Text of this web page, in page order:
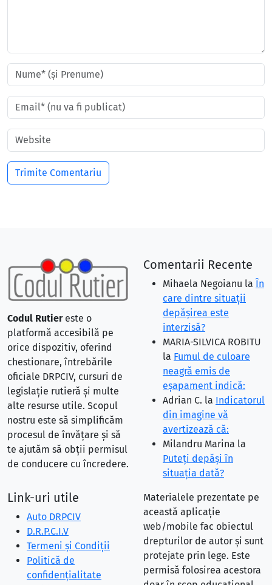
Codul Rutiereste o
platformă accesibilă pe
orice dispozitiv, oferind
chestionare, întrebările
oficiale DRPCIV, cursuri de
legislație rutieră și multe
alte resurse utile. Scopul
nostru este să simplificăm
procesul de învățare și să
te ajutăm să obții permisul
de conducere cu încredere.
Comentarii Recente
Mihaela Negoianu la În
care dintre situaţii
depăşirea este
interzisă?
MARIA-SILVICA ROBITU
la Fumul de culoare
neagră emis de
eşapament indică:
Adrian C. la Indicatorul
din imagine vă
avertizează că:
Milandru Marina la
Puteţi depăşi în
situaţia dată?
Link-uri utile
Auto DRPCIV
D.R.P.C.I.V
Termeni și Condiții
Politică de
confidențialitate
Materialele prezentate pe
această aplicație
web/mobile fac obiectul
drepturilor de autor și sunt
protejate prin lege. Este
permisă folosirea acestora